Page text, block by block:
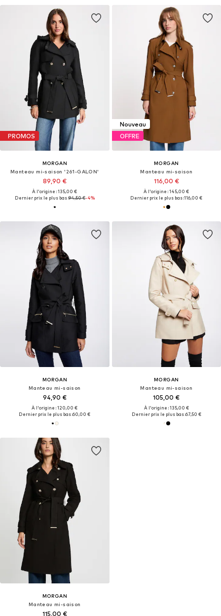
PROMOS
MORGAN
Manteau mi-saison '261-GALON'
89,90 €
À l'origine : 135,00 €
Dernier prix le plus bas :94,50 €-4%
Nouveau
OFFRE
MORGAN
Manteau mi-saison
116,00 €
À l'origine : 145,00 €
Dernier prix le plus bas :116,00 €
MORGAN
Manteau mi-saison
94,90 €
À l'origine : 120,00 €
Dernier prix le plus bas :60,00 €
MORGAN
Manteau mi-saison
105,00 €
À l'origine : 135,00 €
Dernier prix le plus bas :67,50 €
MORGAN
Manteau mi-saison
115,00 €